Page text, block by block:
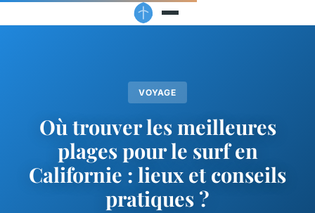
VOYAGE
Où trouver les meilleures
plages pour le surf en
Californie : lieux et conseils
pratiques ?